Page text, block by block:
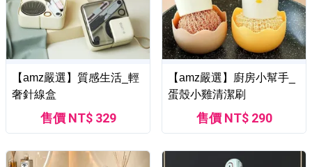
【amz嚴選】質感生活_輕
奢針線盒
售價 NT$ 329
【amz嚴選】廚房小幫手_
蛋殼小雞清潔刷
售價 NT$ 290